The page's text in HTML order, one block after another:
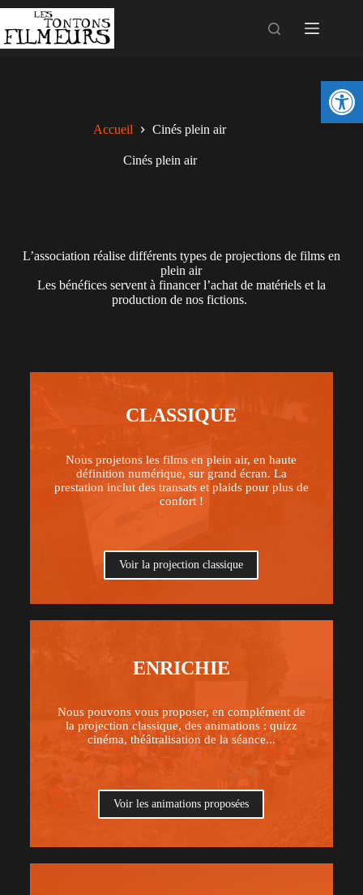
Accueil Cinés plein air
Cinés plein air
L’association réalise différents types de projections de films en
plein air
Les bénéfices servent à financer l’achat de matériels et la
production de nos fictions.
CLASSIQUE
Nous projetons les films en plein air, en haute
définition numérique, sur grand écran. La
prestation inclut des transats et plaids pour plus de
confort !
Voir la projection classique
ENRICHIE
Nous pouvons vous proposer, en complément de
la projection classique, des animations : quizz
cinéma, théâtralisation de la séance...
Voir les animations proposées